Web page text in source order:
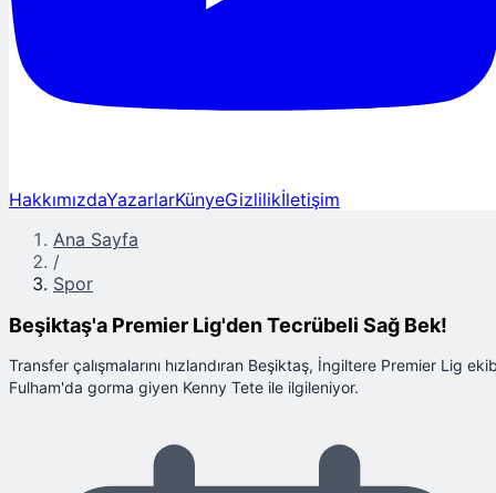
HakkımızdaYazarlarKünyeGizlilikİletişim
Ana Sayfa
/
Spor
Beşiktaş'a Premier Lig'den Tecrübeli Sağ Bek!
Transfer çalışmalarını hızlandıran Beşiktaş, İngiltere Premier Lig
Fulham'da gorma giyen Kenny Tete ile ilgileniyor.